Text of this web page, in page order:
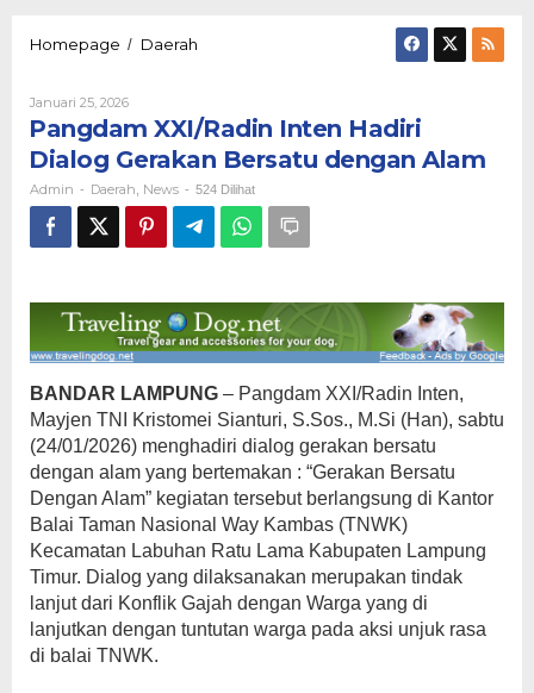
Homepage / Daerah
Dialog
Gerakan
Bersatu
dengan
Alam
Januari 25, 2026Oleh
Pangdam XXI/Radin Inten Hadiri
Dialog Gerakan Bersatu dengan Alam
Admin - Daerah News - 524 Dilihat
BANDAR LAMPUNG – Pangdam XXI/Radin Inten,
Mayjen TNI Kristomei Sianturi, S.Sos., M.Si (Han), sabtu
(24/01/2026) menghadiri dialog gerakan bersatu
dengan alam yang bertemakan : “Gerakan Bersatu
Dengan Alam” kegiatan tersebut berlangsung di Kantor
Balai Taman Nasional Way Kambas (TNWK)
Kecamatan Labuhan Ratu Lama Kabupaten Lampung
Timur. Dialog yang dilaksanakan merupakan tindak
lanjut dari Konflik Gajah dengan Warga yang di
lanjutkan dengan tuntutan warga pada aksi unjuk rasa
di balai TNWK.